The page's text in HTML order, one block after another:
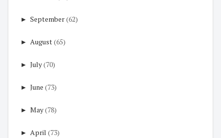
► September(62)
► August(65)
► July(70)
► June (73)
► May(78)
► April (73)